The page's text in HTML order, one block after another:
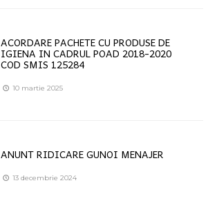
ACORDARE PACHETE CU PRODUSE DE
IGIENA IN CADRUL POAD 2018-2020
COD SMIS 125284
10 martie 2025
ANUNT RIDICARE GUNOI MENAJER
13 decembrie 2024